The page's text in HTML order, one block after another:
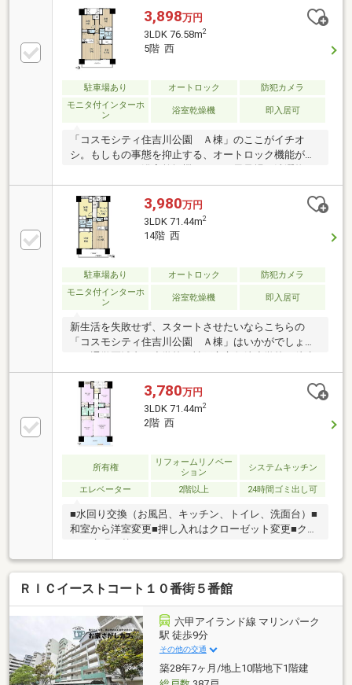
3,898万円
3LDK 76.58m2
5階 西
駐車場あり オートロック
防犯カメラ
モニタ付インターホ
ン
浴室乾燥機 即入居可
「コスモシティ住吉川公園 Ａ棟」のここがイチオ
シ。もしもの事態を抑止する、オートロック機能が備
干すときにも便利です。12．94平米の広さのバルコニ
ー面
3,980万円
3LDK 71.44m2
14階 西
駐車場あり オートロック
防犯カメラ
モニタ付インターホ
ン
浴室乾燥機 即入居可
新生活を失敗せず、スタートさせたいならこちらの
「コスモシティ住吉川公園 Ａ棟」はいかがでしょう
14分です。駅から物件まで徒歩7分です。交通アクセ
スが良好
3,780万円
3LDK 71.44m2
2階 西
所有権
リフォームリノベー
ション
システムキッチン
エレベーター 2階以上 24時間ゴミ出し可
■水回り交換（お風呂、キッチン、トイレ、洗面台）■
和室から洋室変更■押し入れはクローゼット変更■クロ
ＲＩＣイーストコート１０番街５番館
六甲アイランド線 マリンパーク
駅 徒歩9分
その他の交通
築28年7ヶ月/地上10階地下1階建